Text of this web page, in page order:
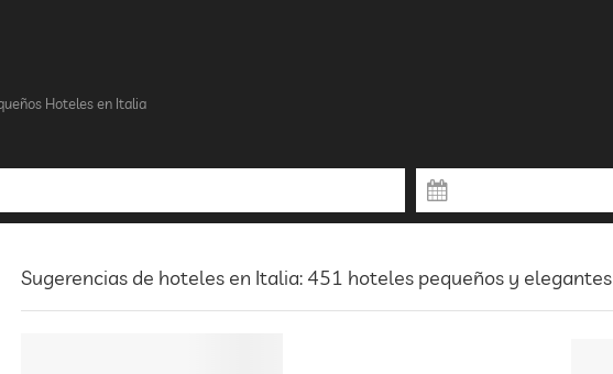
Hoteles en Italia
Sugerencias de hoteles en Italia: 451 hoteles pequeños y elegantes